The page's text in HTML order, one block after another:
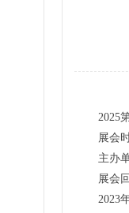
2025
展会
主办
展会
2023